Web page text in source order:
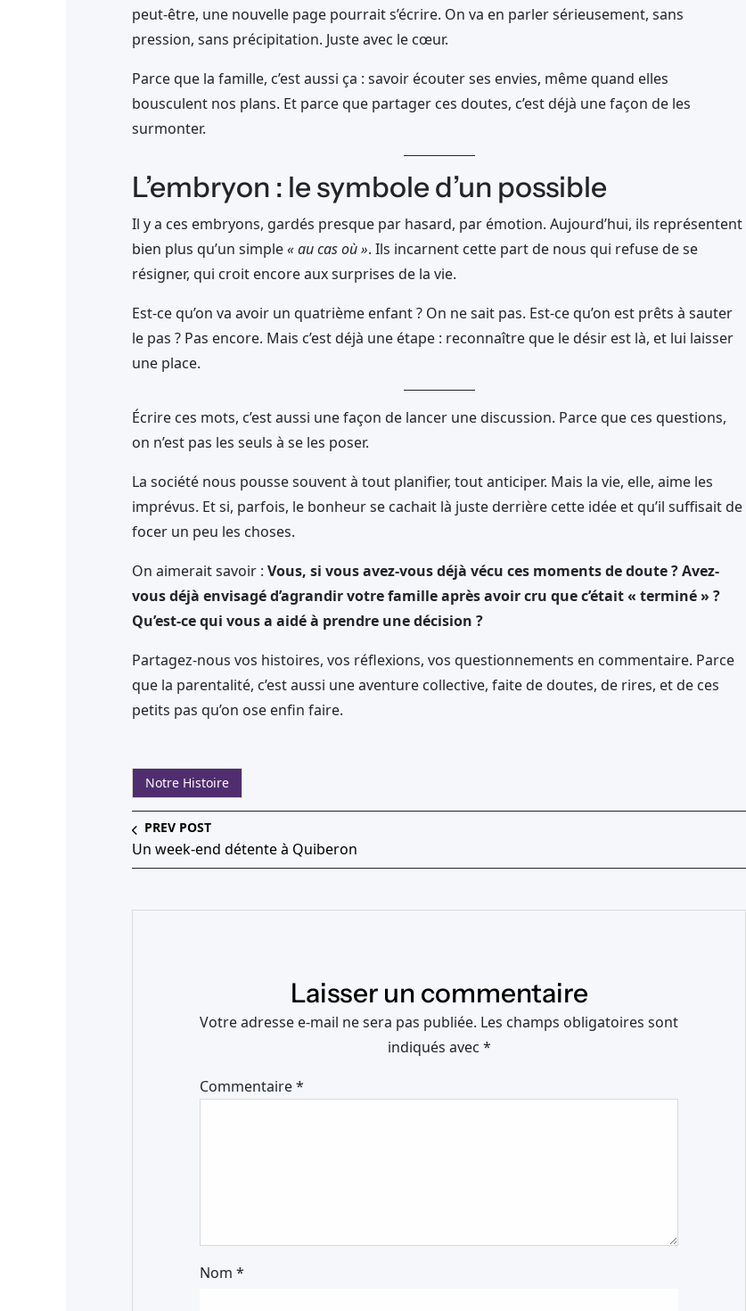
peut-être, une nouvelle page pourrait s’écrire. On va en parler sérieusement, sans
pression, sans précipitation. Juste avec le cœur.
Parce que la famille, c’est aussi ça : savoir écouter ses envies, même quand elles
bousculent nos plans. Et parce que partager ces doutes, c’est déjà une façon de les
surmonter.
L’embryon : le symbole d’un possible
Il y a ces embryons, gardés presque par hasard, par émotion. Aujourd’hui, ils représentent
bien plus qu’un simple« au cas où ». Ils incarnent cette part de nous qui refuse de se
résigner, qui croit encore aux surprises de la vie.
Est-ce qu’on va avoir un quatrième enfant ? On ne sait pas. Est-ce qu’on est prêts à sauter
le pas ? Pas encore. Mais c’est déjà une étape : reconnaître que le désir est là, et lui laisser
une place.
Écrire ces mots, c’est aussi une façon de lancer une discussion. Parce que ces questions,
on n’est pas les seuls à se les poser.
La société nous pousse souvent à tout planifier, tout anticiper. Mais la vie, elle, aime les
imprévus. Et si, parfois, le bonheur se cachait là juste derrière cette idée et qu’il suffisait de
focer un peu les choses.
On aimerait savoir : Vous, si vous avez-vous déjà vécu ces moments de doute ? Avez-
vous déjà envisagé d’agrandir votre famille après avoir cru que c’était « terminé » ?
Qu’est-ce qui vous a aidé à prendre une décision ?
Partagez-nous vos histoires, vos réflexions, vos questionnements en commentaire. Parce
que la parentalité, c’est aussi une aventure collective, faite de doutes, de rires, et de ces
petits pas qu’on ose enfin faire.
Notre Histoire
PREV POST
Un week-end détente à Quiberon
Laisser un commentaire
Votre adresse e-mail ne sera pas publiée. Les champs obligatoires sont
indiqués avec *
Commentaire*
Nom *